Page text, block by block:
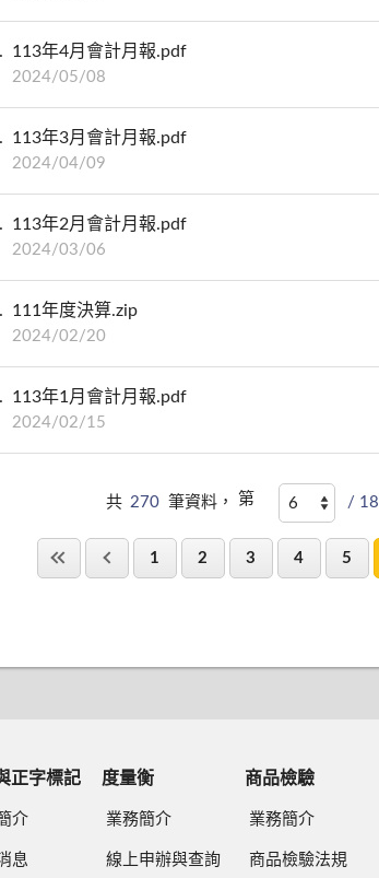
113年4月會計月報.pdf
2024/05/08
113年3月會計月報.pdf
2024/04/09
113年2月會計月報.pdf
2024/03/06
111年度決算.zip
2024/02/20
113年1月會計月報.pdf
2024/02/15
共 270 筆資料， 第 / 18
1 2 3 4 5
正字標記
介
息
度量衡
業務簡介
線上申辦與查詢
商品檢驗
業務簡介
商品檢驗法規